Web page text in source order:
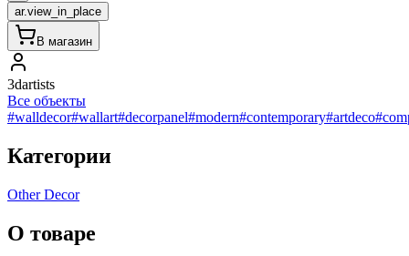
ar.view_in_place
В магазин
3dartists
Все объекты
#walldecor#wallart#decorpanel#modern#contemporary#artdeco
Категории
Other Decor
О товаре